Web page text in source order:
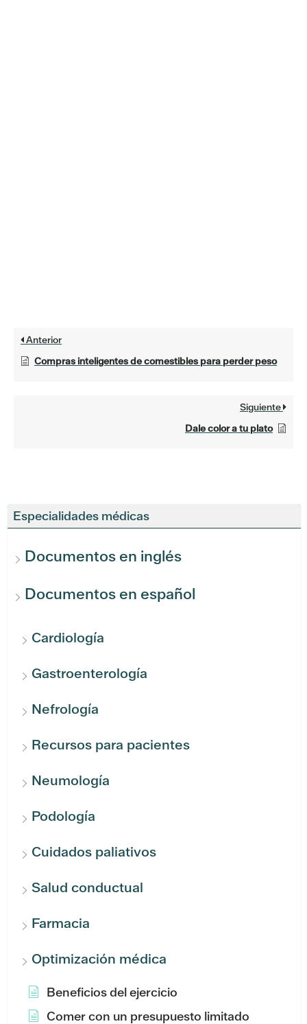
Especialidades médicas
Documentos en inglés
Documentos en español
Cardiología
Gastroenterología
Nefrología
Recursos para pacientes
Neumología
Podología
Cuidados paliativos
Salud conductual
Farmacia
Optimización médica
Beneficios del ejercicio
Comer con un presupuesto limitado
Anterior
Compras inteligentes de comestibles para perder peso
Siguiente
Dale color a tu plato